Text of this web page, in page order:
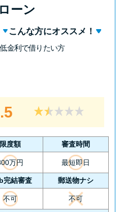
ーン
こんな方にオススメ！
低金利で借りたい方
限度額 審査時間
万円 最短即日
完結審査 郵送物ナシ
不可 不可